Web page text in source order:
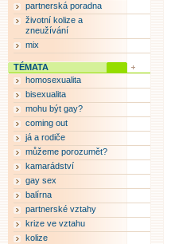
partnerská poradna
životní kolize a
zneužívání
mix
TÉMATA
homosexualita
bisexualita
mohu být gay?
coming out
já a rodiče
můžeme porozumět?
kamarádství
gay sex
balírna
partnerské vztahy
krize ve vztahu
kolize